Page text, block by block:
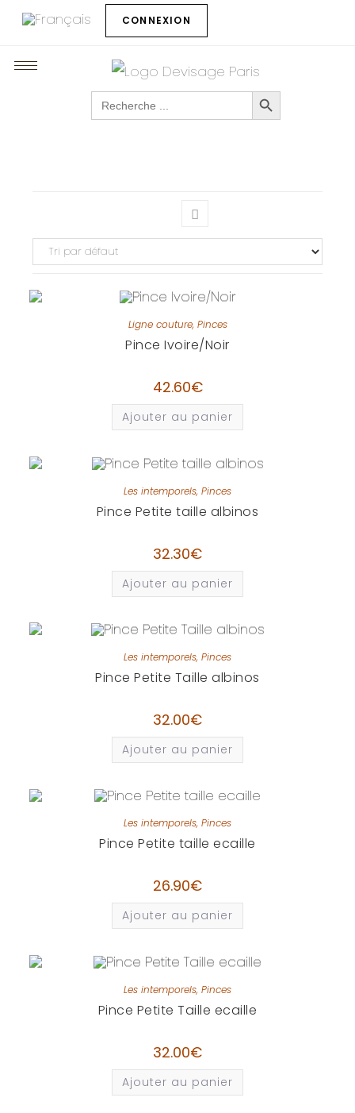
CONNEXION
Search
for:
SEARCH BUTTON
Ligne couture, Pinces
Pince Ivoire/Noir
42.60€
Ajouter au panier
Les intemporels, Pinces
Pince Petite taille albinos
32.30€
Ajouter au panier
Les intemporels, Pinces
Pince Petite Taille albinos
32.00€
Ajouter au panier
Les intemporels, Pinces
Pince Petite taille ecaille
26.90€
Ajouter au panier
Les intemporels, Pinces
Pince Petite Taille ecaille
32.00€
Ajouter au panier